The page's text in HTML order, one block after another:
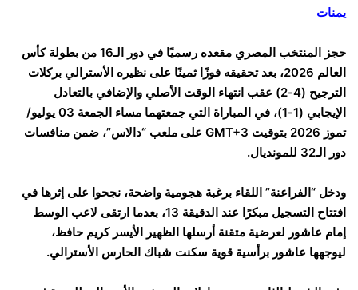
يمنات
حجز المنتخب المصري مقعده رسميًا في دور الـ16 من بطولة كأس
العالم 2026، بعد تحقيقه فوزًا ثمينًا على نظيره الأسترالي بركلات
الترجيح (4-2) عقب انتهاء الوقت الأصلي والإضافي بالتعادل
الإيجابي (1-1)، في المباراة التي جمعتهما مساء الجمعة 03 يوليو/
تموز 2026 بتوقيت GMT+3 على ملعب “دالاس”، ضمن منافسات
دور الـ32 للمونديال.
ودخل “الفراعنة” اللقاء برغبة هجومية واضحة، نجحوا على إثرها في
افتتاح التسجيل مبكرًا عند الدقيقة 13، بعدما ارتقى لاعب الوسط
إمام عاشور لعرضية متقنة أرسلها الظهير الأيسر كريم حافظ،
ليوجهها عاشور برأسية قوية سكنت شباك الحارس الأسترالي.